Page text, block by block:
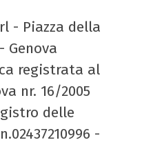
- Piazza della
registrata al
nr. 16/2005
delle
-